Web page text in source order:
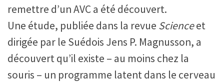
remettre d’un AVC a été découvert.
Une étude, publiée dans la revue Scienceet
dirigée par le Suédois Jens P. Magnusson, a
découvert qu’il existe – au moins chez la
souris – un programme latent dans le cerveau